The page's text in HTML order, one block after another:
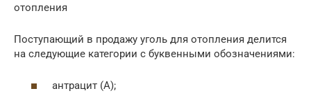
отопления
Поступающий в продажу уголь для отопления делится
на следующие категории с буквенными обозначениями:
антрацит (А);